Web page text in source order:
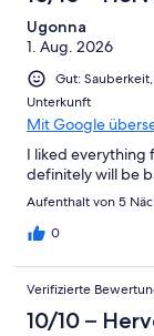
Ugonna
1. Aug. 2026
Gut:
Unterkunft
Mit Google
I liked everything
definitely will be
Aufenthalt von 5
0
Verifizierte
10/10 –